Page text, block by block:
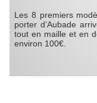
Les 8 premiers
porter d’Aubade
tout en maille et en
environ 100€.